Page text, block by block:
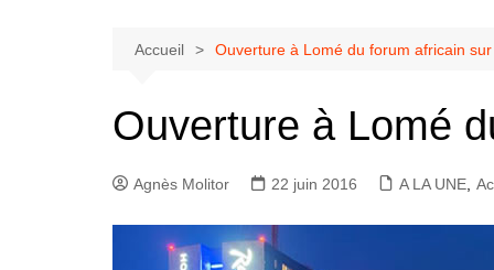
Accueil Ouverture à Lomé du forum africain
Ouverture à Lomé
Agnès Molitor 22 juin 2016 A LA UNE